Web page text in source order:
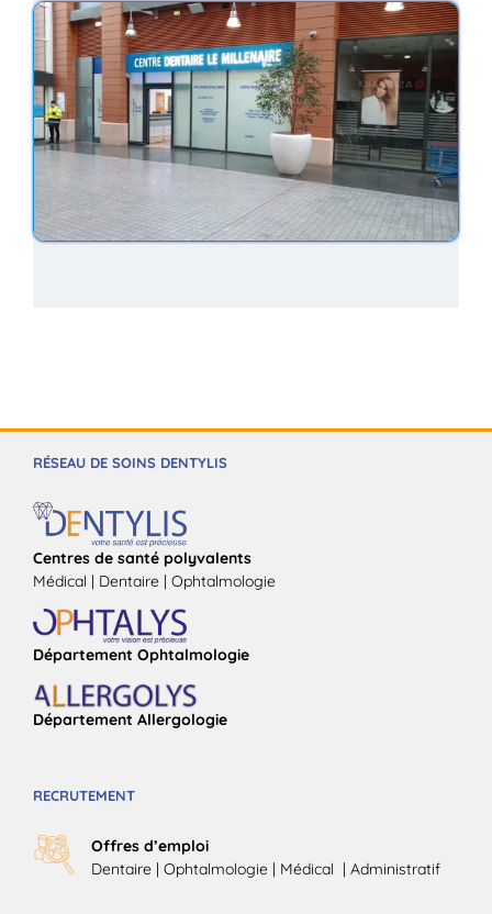
RÉSEAU DE SOINS DENTYLIS
Centres de santé polyvalents
Médical | Dentaire | Ophtalmologie
Département Ophtalmologie
Département Allergologie
RECRUTEMENT
Offres d’emploi
Dentaire | Ophtalmologie | Médical | Administratif